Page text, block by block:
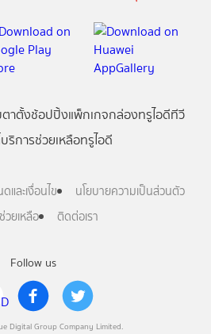
Follow us
Digital Group Company Limited.
ตาตั้งช้อปปิ้งแพ็กเกจกล่องทรูไอดีทีวี
บริการช่วยเหลือทรูไอดี
และเงื่อนไข
นโยบายความเป็นส่วนตัว
วยเหลือ
ติดต่อเรา